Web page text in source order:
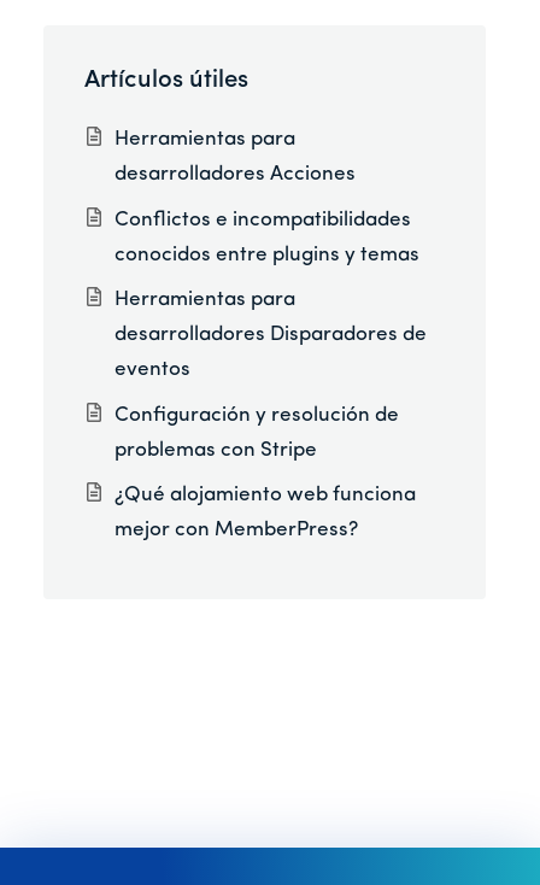
Artículos útiles
Herramientas para
desarrolladores Acciones
Conflictos e incompatibilidades
conocidos entre plugins y temas
Herramientas para
desarrolladores Disparadores de
eventos
Configuración y resolución de
problemas con Stripe
¿Qué alojamiento web funciona
mejor con MemberPress?